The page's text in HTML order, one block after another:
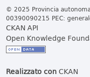
© 2025 Provincia
00390090215 PEC:
CKAN API
Open Knowledge
Realizzato conCKAN